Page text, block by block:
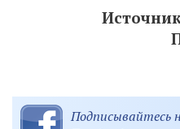
Подписывайтесь